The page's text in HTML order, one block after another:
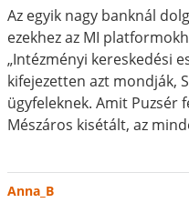
Az egyik nagy banknál
ezekhez az MI
„Intézményi kereskedési
kifejezetten azt mondják,
ügyfeleknek. Amit Puzsér
Mészáros kisétált, az
Anna_B